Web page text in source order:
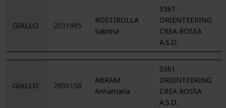
GIALLO 2031995
ROSTIROLLA
Sabrina
0361 -
ORIENTEERING
CREA ROSSA
A.S.D.
GIALLO 2800158
ABRAM
Annamaria
0361 -
ORIENTEERING
CREA ROSSA
A.S.D.